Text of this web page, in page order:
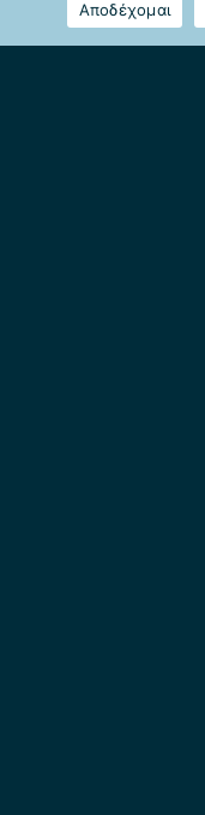
Αποδέχομαι